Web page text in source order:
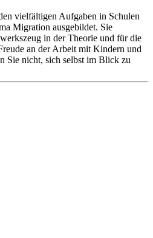
vielfältigen Aufgaben in Schulen
Migration ausgebildet. Sie
in der Theorie und für die
an der Arbeit mit Kindern und
Sie nicht, sich selbst im Blick zu